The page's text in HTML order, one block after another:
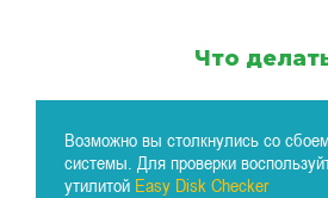
Что
Возможно вы столкнулись со
системы. Для проверки
утилитой Easy Disk Checker